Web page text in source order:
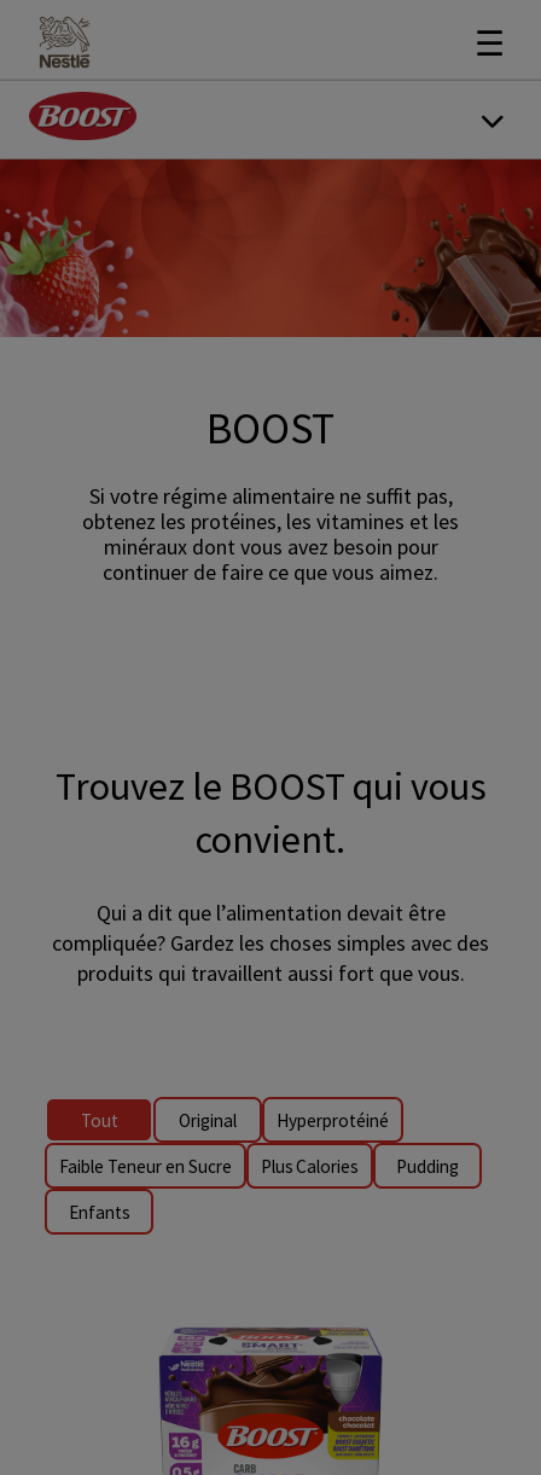
☰
BOOST
Si votre régime alimentaire ne suffit pas,
obtenez les protéines, les vitamines et les
minéraux dont vous avez besoin pour
continuer de faire ce que vous aimez.
Trouvez le BOOST qui vous
convient.
Qui a dit que l’alimentation devait être
compliquée? Gardez les choses simples avec des
produits qui travaillent aussi fort que vous.
Tout Original
Hyperprotéiné
Faible Teneur en Sucre
Plus Calories
Pudding
Enfants